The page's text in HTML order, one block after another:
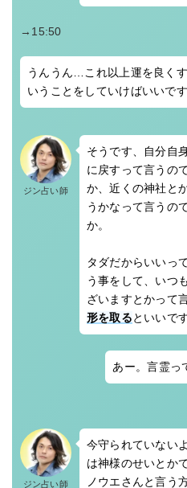
→15:50
うんうん…これ以上運を良く
いうことをしていけばいいです
ジン占い師
そうです、自分自
に戻すって言うの
か、近くの神社と
うかなって言うの
か。
タダだからいいっ
う事をして、いつ
ざいますとかって
形を取るといいで
あー。言霊っ
ジン占い師
今守られていない
は神様のせいとか
ノウエさんと言う